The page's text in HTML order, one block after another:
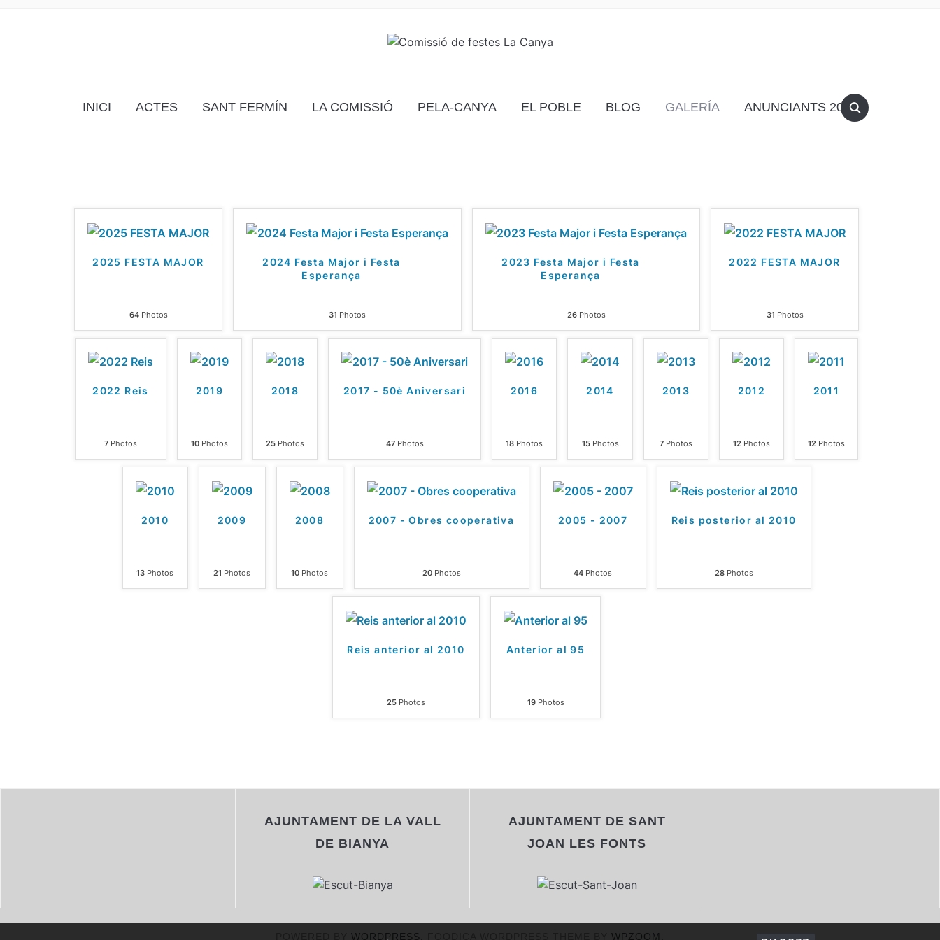
INICI ACTES SANT FERMÍN LA COMISSIÓ PELA-CANYA EL POBLE BLOG GALERÍA ANUNCIANTS 2026
2025 FESTA MAJOR
64Photos
2024 Festa Major i Festa
Esperança
31 Photos
2023 Festa Major i Festa
Esperança
26Photos
2022 FESTA MAJOR
31 Photos
2022 Reis
7 Photos
2019
10 Photos
2018
25 Photos
2017 - 50è Aniversari
47Photos
2016
18 Photos
2014
15Photos
2013
7 Photos
2012
12 Photos
2011
12 Photos
2010
13 Photos
2009
21 Photos
2008
10 Photos
2007 - Obres cooperativa
20Photos
2005 - 2007
44 Photos
Reis posterior al 2010
28Photos
Reis anterior al 2010
25 Photos
Anterior al 95
19Photos
AJUNTAMENT DE LA VALL
DE BIANYA
AJUNTAMENT DE SANT
JOAN LES FONTS
WORDPRESS. WPZOOM.